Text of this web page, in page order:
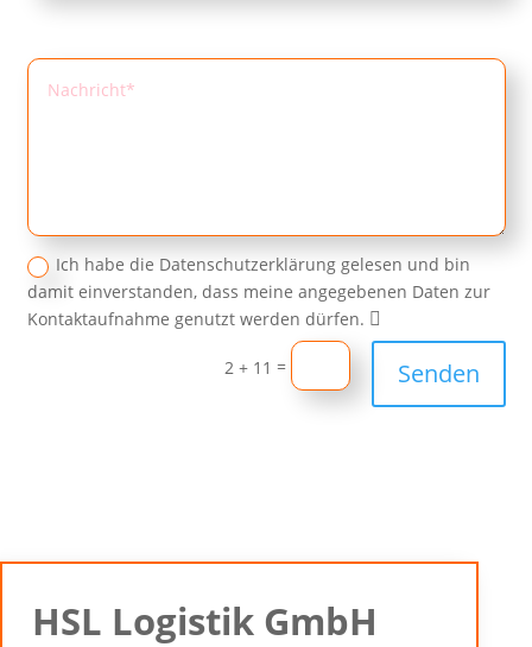
Ich habe die Datenschutzerklärung gelesen und bin
damit einverstanden, dass meine angegebenen Daten zur
Kontaktaufnahme genutzt werden dürfen.
2 + 11 = Senden
HSL Logistik GmbH